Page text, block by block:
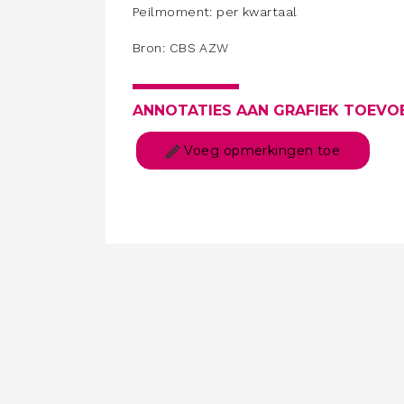
Peilmoment: per kwartaal
Bron: CBS AZW
ANNOTATIES AAN GRAFIEK
Voeg opmerkingen toe